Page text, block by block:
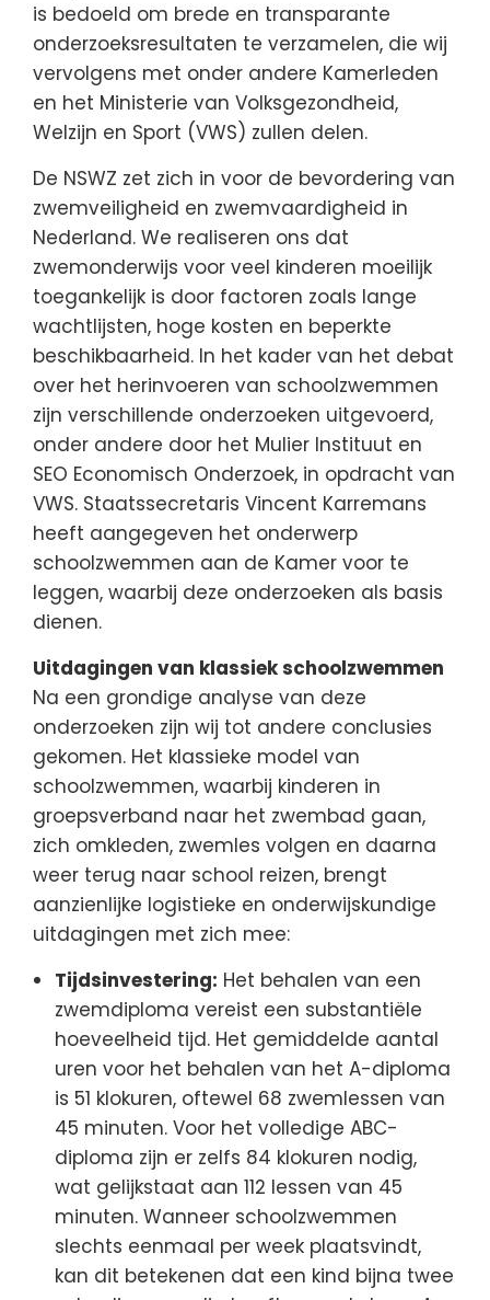
is bedoeld om brede en transparante
onderzoeksresultaten te verzamelen, die wij
vervolgens met onder andere Kamerleden
en het Ministerie van Volksgezondheid,
Welzijn en Sport (VWS) zullen delen.
De NSWZ zet zich in voor de bevordering van
zwemveiligheid en zwemvaardigheid in
Nederland. We realiseren ons dat
zwemonderwijs voor veel kinderen moeilijk
toegankelijk is door factoren zoals lange
wachtlijsten, hoge kosten en beperkte
beschikbaarheid. In het kader van het debat
over het herinvoeren van schoolzwemmen
zijn verschillende onderzoeken uitgevoerd,
onder andere door het Mulier Instituut en
SEO Economisch Onderzoek, in opdracht van
VWS. Staatssecretaris Vincent Karremans
heeft aangegeven het onderwerp
schoolzwemmen aan de Kamer voor te
leggen, waarbij deze onderzoeken als basis
dienen.
Uitdagingen van klassiek schoolzwemmen
Na een grondige analyse van deze
onderzoeken zijn wij tot andere conclusies
gekomen. Het klassieke model van
schoolzwemmen, waarbij kinderen in
groepsverband naar het zwembad gaan,
zich omkleden, zwemles volgen en daarna
weer terug naar school reizen, brengt
aanzienlijke logistieke en onderwijskundige
uitdagingen met zich mee:
Tijdsinvestering: Het behalen van een
zwemdiploma vereist een substantiële
hoeveelheid tijd. Het gemiddelde aantal
uren voor het behalen van het A-diploma
is 51 klokuren, oftewel 68 zwemlessen van
45 minuten. Voor het volledige ABC-
diploma zijn er zelfs 84 klokuren nodig,
wat gelijkstaat aan 112 lessen van 45
minuten. Wanneer schoolzwemmen
slechts eenmaal per week plaatsvindt,
kan dit betekenen dat een kind bijna twee